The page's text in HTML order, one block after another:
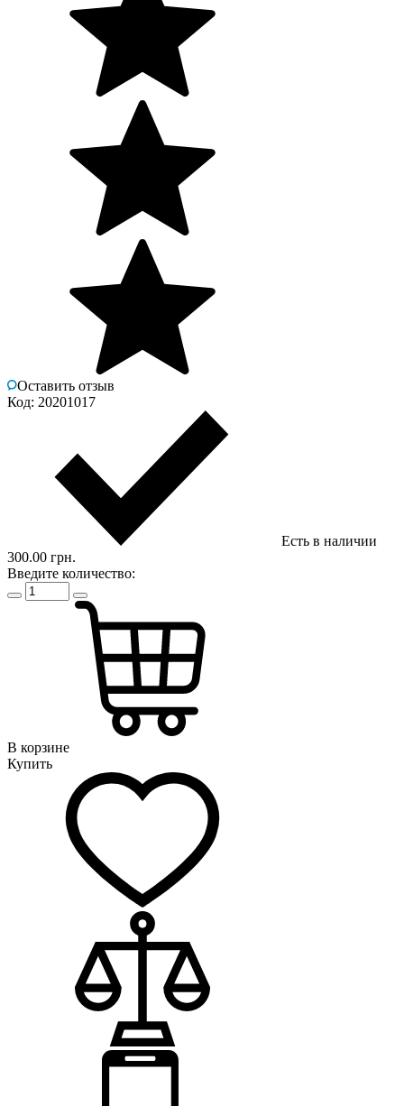
Оставить отзыв
Код: 20201017
Есть в наличии
300.00 грн.
Введите количество:
В корзине
Купить